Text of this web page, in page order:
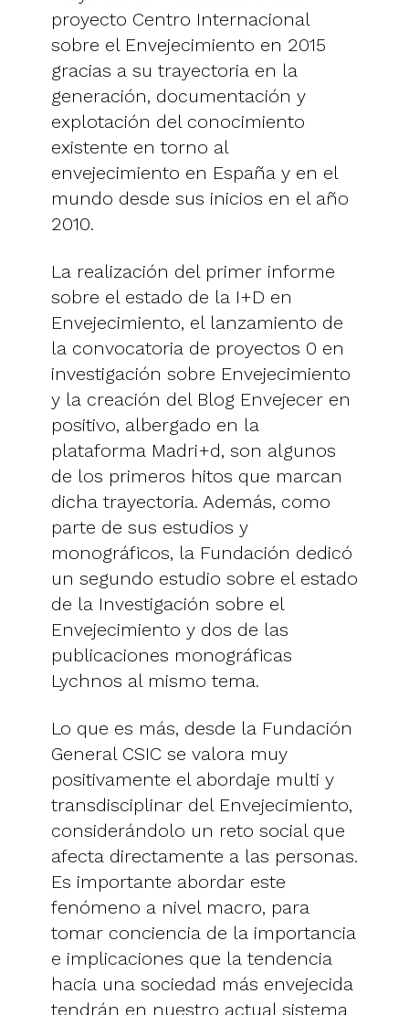
proyecto Centro Internacional
sobre el Envejecimiento en 2015
gracias a su trayectoria en la
generación, documentación y
explotación del conocimiento
existente en torno al
envejecimiento en España y en el
mundo desde sus inicios en el año
2010.
La realización del primer informe
sobre el estado de la I+D en
Envejecimiento, el lanzamiento de
la convocatoria de proyectos 0 en
investigación sobre Envejecimiento
y la creación del Blog Envejecer en
positivo, albergado en la
plataforma Madri+d, son algunos
de los primeros hitos que marcan
dicha trayectoria. Además, como
parte de sus estudios y
monográficos, la Fundación dedicó
un segundo estudio sobre el estado
de la Investigación sobre el
Envejecimiento y dos de las
publicaciones monográficas
Lychnos al mismo tema.
Lo que es más, desde la Fundación
General CSIC se valora muy
positivamente el abordaje multi y
transdisciplinar del Envejecimiento,
considerándolo un reto social que
afecta directamente a las personas.
Es importante abordar este
fenómeno a nivel macro, para
tomar conciencia de la importancia
e implicaciones que la tendencia
hacia una sociedad más envejecida
tendrán en nuestro actual sistema